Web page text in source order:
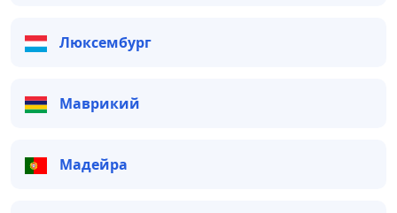
Люксембург
Маврикий
Мадейра